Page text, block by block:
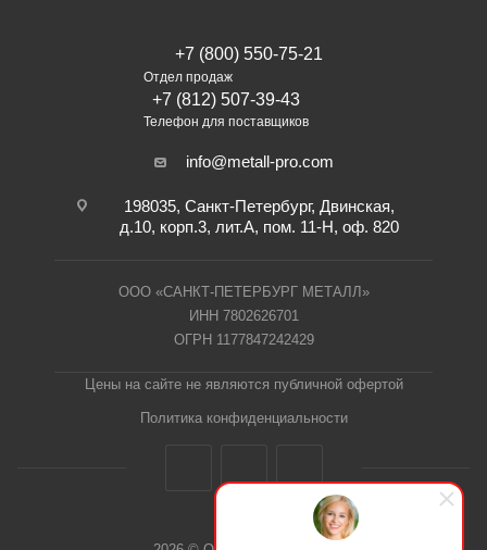
+7 (800) 550-75-21
Отдел продаж
+7 (812) 507-39-43
Телефон для поставщиков
info@metall-pro.com
198035, Санкт-Петербург, Двинская,
д.10, корп.3, лит.А, пом. 11-Н, оф. 820
ООО «САНКТ-ПЕТЕРБУРГ МЕТАЛЛ»
ИНН 7802626701
ОГРН 1177847242429
Цены на сайте не являются публичной офертой
Политика конфиденциальности